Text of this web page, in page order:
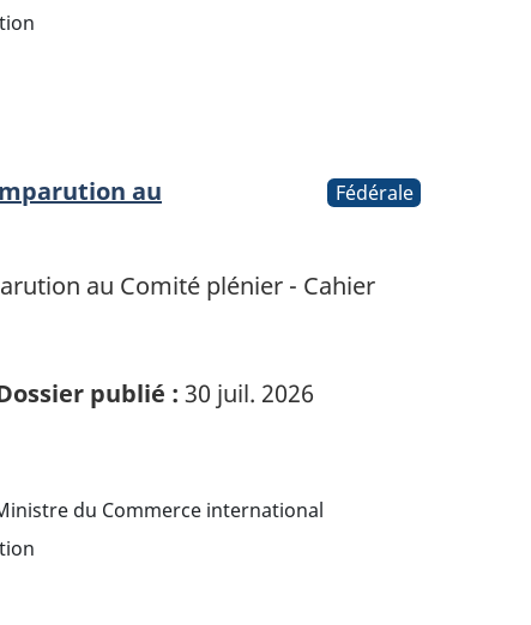
au
Fédérale
au Comité plénier - Cahier
publié : 30 juil. 2026
du Commerce international